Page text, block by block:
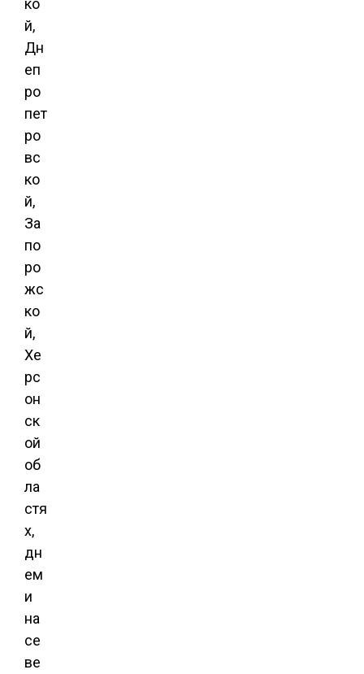
й,
Дн
еп
ро
пет
ро
вс
ко
й,
За
по
ро
жс
ко
й,
Хе
рс
он
ск
ой
об
ла
стя
х,
дн
ем
и
на
се
ве